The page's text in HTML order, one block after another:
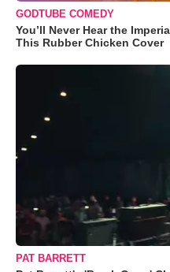
GODTUBE COMEDY
You’ll Never Hear the
This Rubber Chicken Cover
PAT BARRETT